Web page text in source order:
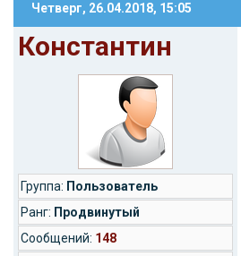
Четверг, 26.04.2018, 15:05
Константин
Группа: Пользователь
Ранг: Продвинутый
Cообщений: 148